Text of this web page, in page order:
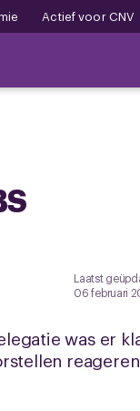
Actief voor CNV
Laatst
06 februari
was er